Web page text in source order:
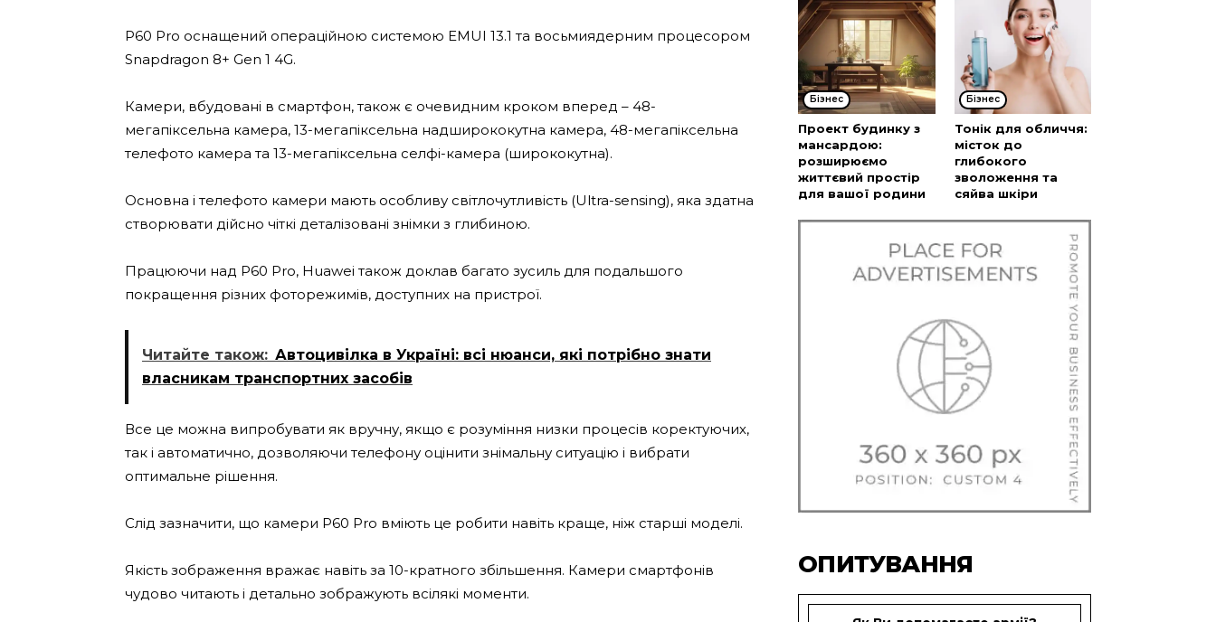
P60 Pro оснащений операційною системою EMUI 13.1 та восьмиядерним процесором
Snapdragon 8+ Gen 1 4G.
Камери, вбудовані в смартфон, також є очевидним кроком вперед – 48-
мегапіксельна камера, 13-мегапіксельна надширококутна камера, 48-мегапіксельна
телефото камера та 13-мегапіксельна селфі-камера (ширококутна).
Основна і телефото камери мають особливу світлочутливість (Ultra-sensing), яка здатна
створювати дійсно чіткі деталізовані знімки з глибиною.
Працюючи над P60 Pro, Huawei також доклав багато зусиль для подальшого
покращення різних фоторежимів, доступних на пристрої.
Читайте також: Автоцивілка в Україні: всі нюанси, які потрібно знати
власникам транспортних засобів
Все це можна випробувати як вручну, якщо є розуміння низки процесів коректуючих,
так і автоматично, дозволяючи телефону оцінити знімальну ситуацію і вибрати
оптимальне рішення.
Слід зазначити, що камери P60 Pro вміють це робити навіть краще, ніж старші моделі.
Якість зображення вражає навіть за 10-кратного збільшення. Камери смартфонів
чудово читають і детально зображують всілякі моменти.
Бізнес
Проект будинку з
мансардою:
розширюємо
життєвий простір
для вашої родини
Бізнес
Тонік для обличчя:
місток до
глибокого
зволоження та
сяйва шкіри
ОПИТУВАННЯ